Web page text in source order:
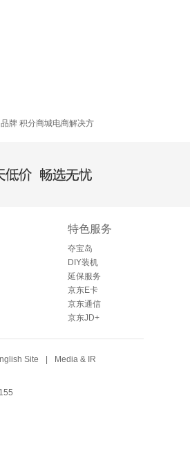
品牌 积分商城电商解决方
价，畅选无忧
特色服务
夺宝岛
DIY装机
延保服务
京东E卡
京东通信
京东JD+
Site Media & IR